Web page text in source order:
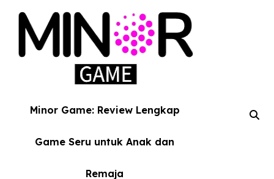
content
Minor Game: Review Lengkap
Game Seru untuk Anak dan
Remaja